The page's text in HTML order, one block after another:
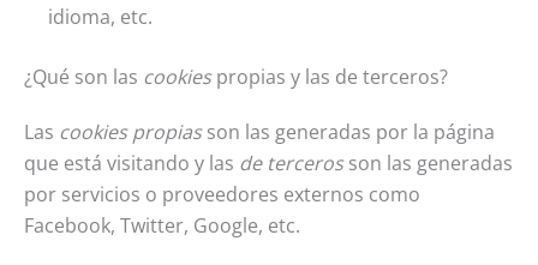
idioma, etc.
¿Qué son las cookiespropias y las de terceros?
Las cookies propiasson las generadas por la página
que está visitando y las de tercerosson las generadas
por servicios o proveedores externos como
Facebook, Twitter, Google, etc.